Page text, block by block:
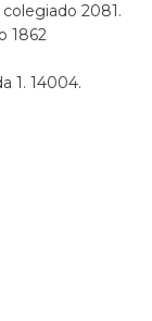
2081.
1862
1. 14004.